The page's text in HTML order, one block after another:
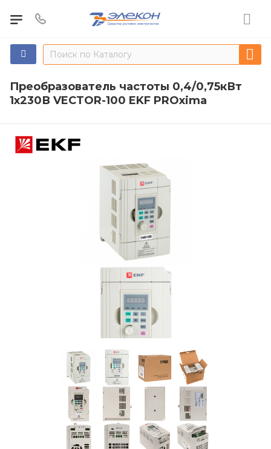
Преобразователь частоты 0,4/0,75кВт
1х230В VECTOR-100 EKF PROxima